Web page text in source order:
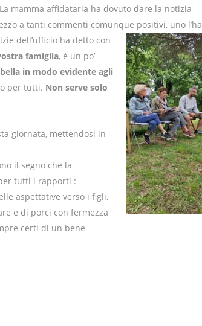
mamma affidataria ha dovuto dare la notizia
a tanti commenti comunque positivi, uno l’ha
dell’ufficio ha detto con
famiglia, è un po’
in modo evidente agli
per tutti. Non serve solo
giornata, mettendosi in
il segno che la
tutti i rapporti :
aspettative verso i figli,
e di porci con fermezza
certi di un bene